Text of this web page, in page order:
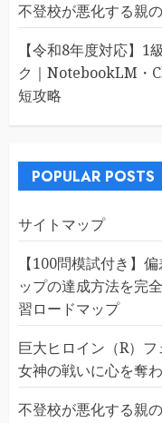
不登校が悪化する親
【令和8年度対応】
ク｜NotebookLM・
短攻略
POPULAR POSTS
サイトマップ
【100問模試付き】
ップの達成方法を完
習ロードマップ
巨大ヒロイン（R）
女神の戦いに心を奪わ
不登校が悪化する親